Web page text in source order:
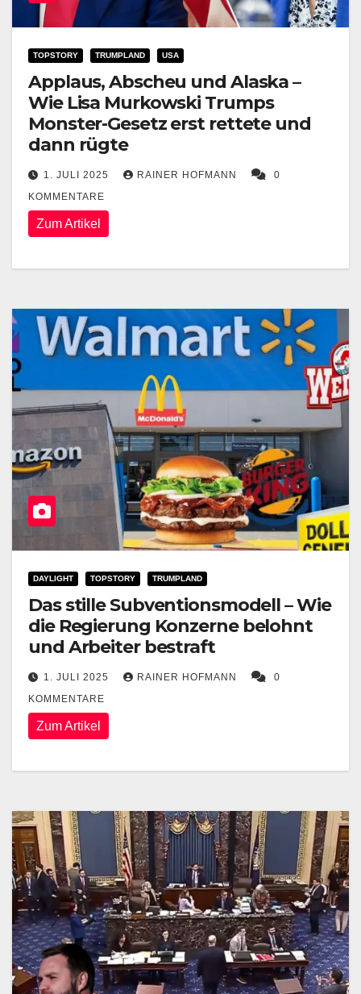
TOPSTORY TRUMPLAND USA
Applaus, Abscheu und Alaska –
Wie Lisa Murkowski Trumps
Monster-Gesetz erst rettete und
dann rügte
1. JULI 2025 RAINER HOFMANN
0
KOMMENTARE
Zum Artikel
DAYLIGHT TOPSTORY TRUMPLAND
Das stille Subventionsmodell – Wie
die Regierung Konzerne belohnt
und Arbeiter bestraft
1. JULI 2025 RAINER HOFMANN
0
KOMMENTARE
Zum Artikel